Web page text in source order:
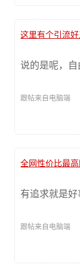
这里有个引流
说的是呢，自
跟帖来自电脑端
全网性价比最
有追求就是好
跟帖来自电脑端